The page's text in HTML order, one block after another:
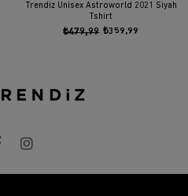
Trendiz Unisex Astroworld 2021 Siyah
Tshirt
₺359,99
₺479,99